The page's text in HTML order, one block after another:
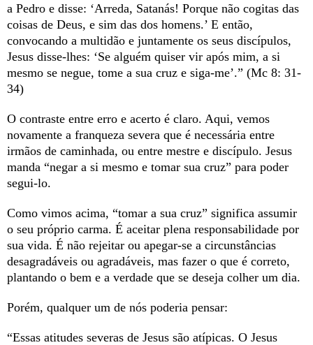
a Pedro e disse: ‘Arreda, Satanás! Porque não cogitas das
coisas de Deus, e sim das dos homens.’ E então,
convocando a multidão e juntamente os seus discípulos,
Jesus disse-lhes: ‘Se alguém quiser vir após mim, a si
mesmo se negue, tome a sua cruz e siga-me’.” (Mc 8: 31-
34)
O contraste entre erro e acerto é claro. Aqui, vemos
novamente a franqueza severa que é necessária entre
irmãos de caminhada, ou entre mestre e discípulo. Jesus
manda “negar a si mesmo e tomar sua cruz” para poder
segui-lo.
Como vimos acima, “tomar a sua cruz” significa assumir
o seu próprio carma. É aceitar plena responsabilidade por
sua vida. É não rejeitar ou apegar-se a circunstâncias
desagradáveis ou agradáveis, mas fazer o que é correto,
plantando o bem e a verdade que se deseja colher um dia.
Porém, qualquer um de nós poderia pensar:
“Essas atitudes severas de Jesus são atípicas. O Jesus